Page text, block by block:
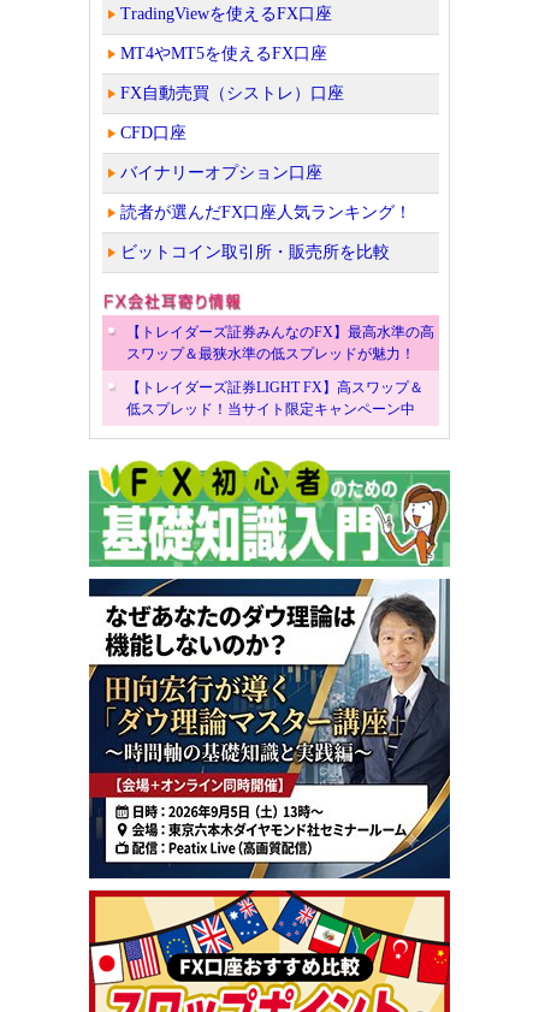
TradingViewを使えるFX口座
MT4やMT5を使えるFX口座
FX自動売買（シストレ）口座
CFD口座
バイナリーオプション口座
読者が選んだFX口座人気ランキング！
ビットコイン取引所・販売所を比較
【トレイダーズ証券みんなのFX】最高水準の高
スワップ＆最狭水準の低スプレッドが魅力！
【トレイダーズ証券LIGHT FX】高スワップ＆
低スプレッド！当サイト限定キャンペーン中